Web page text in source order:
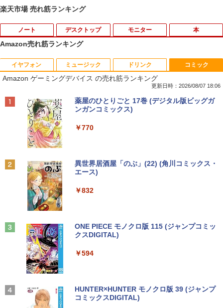
楽天市場 売れ筋ランキング
ノート
1
Amazon(アマゾン) タブレットPC New F
ire Max 11(2023年発売) グレー B0B2SD
8BVX ［11型 /Wi-Fiモデル /ストレージ：
￥19,980
Windows11 ノートPC 14インチノート
パソコン 4GB 64GB パソコンOffice搭載
薄型ノートPC インテルCeleron 第11世
FI Bluetooth テレワーク応援 初心者向
【1500円OFFクーポン】【訳アリ】【W
soft Office付き Windows11 東芝 dyna
book G83 中古 PC パソコン ノートPC S
デスクトップ モニター
1
PHILIPS/フィリップス 241V8/11 / 23.8型
ワイド 液晶ディスプレイ FullHD/HDMI
ケーブル標準添付【中古/送料無料】※沖
￥5,500
リップス 23.8型 ワイド HDMI 24インチ
液晶モニター 243V7Q フルHD(1920x10
80) スピーカー搭載 動作良品 中古
モバイルモニター 15.6インチ InnoView
FHD ポータブルモニター IPS液晶パネル
類】タッチ/ケース付き/4Kタイプ
本
1 なぜ、あの人のがんは消えたのか？
￥2,500
￥1,925
全国高校野球選手権神奈川大会 [ 神奈川
新聞社 ]
Amazon売れ筋ランキング
イヤフォン
Anker Soundcore P40i ブラック
Anker Soundcore P31i ブラック
Anker Soundcore Liberty 5 ミッドナイトブ
ラック
￥14,990
【2026年アップグレード版】AOKIMI ワイヤ
レスイヤホン bluetooth イヤホン V12 小型
ミュージック
BRUCE WAYNE feat. Flo Milli, ATL Jacob
[Explicit]
￥250
BRUCE WAYNE feat. Flo Milli, ATL Jacob
[Explicit]
￥250
On My Road (Stadium ver.)
On My Road (Stadium ver.)
ドリンク
【Amazon.co.jp限定】 い・ろ・は・す 2L P
ET ラベルレス ×8本
￥1,112
by Amazon 天然水 ラベルレス 500ml ×24本
富士山の天然水 バナジウム含有 水 ミネラル
ットル (Smart Basic)
by Amazon 天然水ラベルレス 2L×9本
￥1,117
by Amazon 炭酸水 ラベルレス 500ml ×24本
コミック
Amazon ゲーミングデバイス の売れ筋ランキング
更新日時：2026/08/07 18:06
薬屋のひとりごと 17巻 (デジタル版ビッグガ
ンガンコミックス)
￥770
異世界居酒屋「のぶ」(22) (角川コミックス・
エース)
￥832
ONE PIECE モノクロ版 115 (ジャンプコミッ
クスDIGITAL)
￥594
HUNTER×HUNTER モノクロ版 39 (ジャンプ
コミックスDIGITAL)